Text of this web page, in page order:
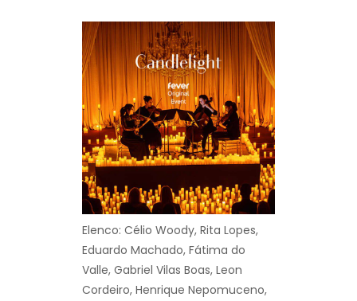
Elenco: Célio Woody, Rita Lopes,
Eduardo Machado, Fátima do
Valle, Gabriel Vilas Boas, Leon
Cordeiro, Henrique Nepomuceno,